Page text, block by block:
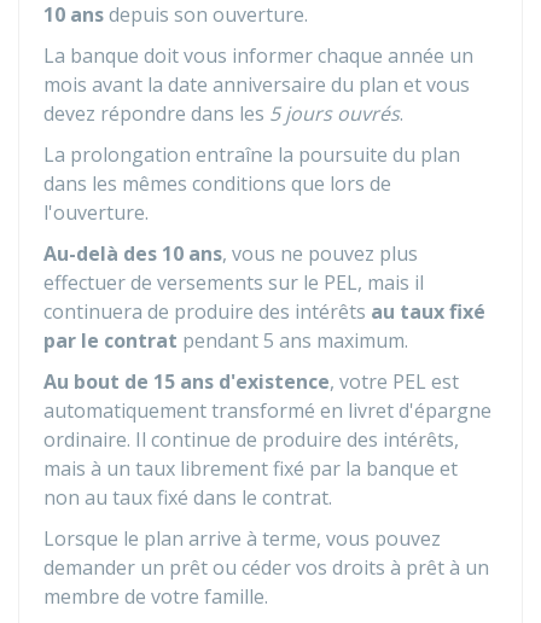
10 ansdepuis son ouverture.
La banque doit vous informer chaque année un
mois avant la date anniversaire du plan et vous
devez répondre dans les 5 jours ouvrés.
La prolongation entraîne la poursuite du plan
dans les mêmes conditions que lors de
l'ouverture.
Au-delà des 10 ans, vous ne pouvez plus
effectuer de versements sur le PEL, mais il
continuera de produire des intérêts au taux fixé
par le contrat pendant 5 ans maximum.
Au bout de 15 ans d'existence, votre PEL est
automatiquement transformé en livret d'épargne
ordinaire. Il continue de produire des intérêts,
mais à un taux librement fixé par la banque et
non au taux fixé dans le contrat.
Lorsque le plan arrive à terme, vous pouvez
demander un prêt ou céder vos droits à prêt à un
membre de votre famille.